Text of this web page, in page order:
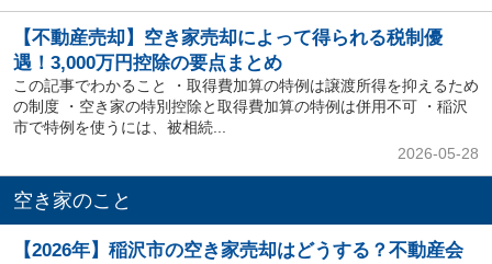
【不動産売却】空き家売却によって得られる税制優
遇！3,000万円控除の要点まとめ
この記事でわかること ・取得費加算の特例は譲渡所得を抑えるため
の制度 ・空き家の特別控除と取得費加算の特例は併用不可 ・稲沢
市で特例を使うには、被相続...
2026-05-28
空き家のこと
【2026年】稲沢市の空き家売却はどうする？不動産会